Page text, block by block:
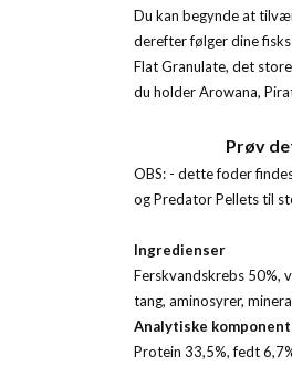
Du kan begynde at
derefter følger dine
Flat Granulate, det
du holder Arowana,
Prøv
OBS: - dette foder
og Predator Pellets til
Ingredienser
Ferskvandskrebs 50%,
tang, aminosyrer,
Analytiske
Protein 33,5%, fedt